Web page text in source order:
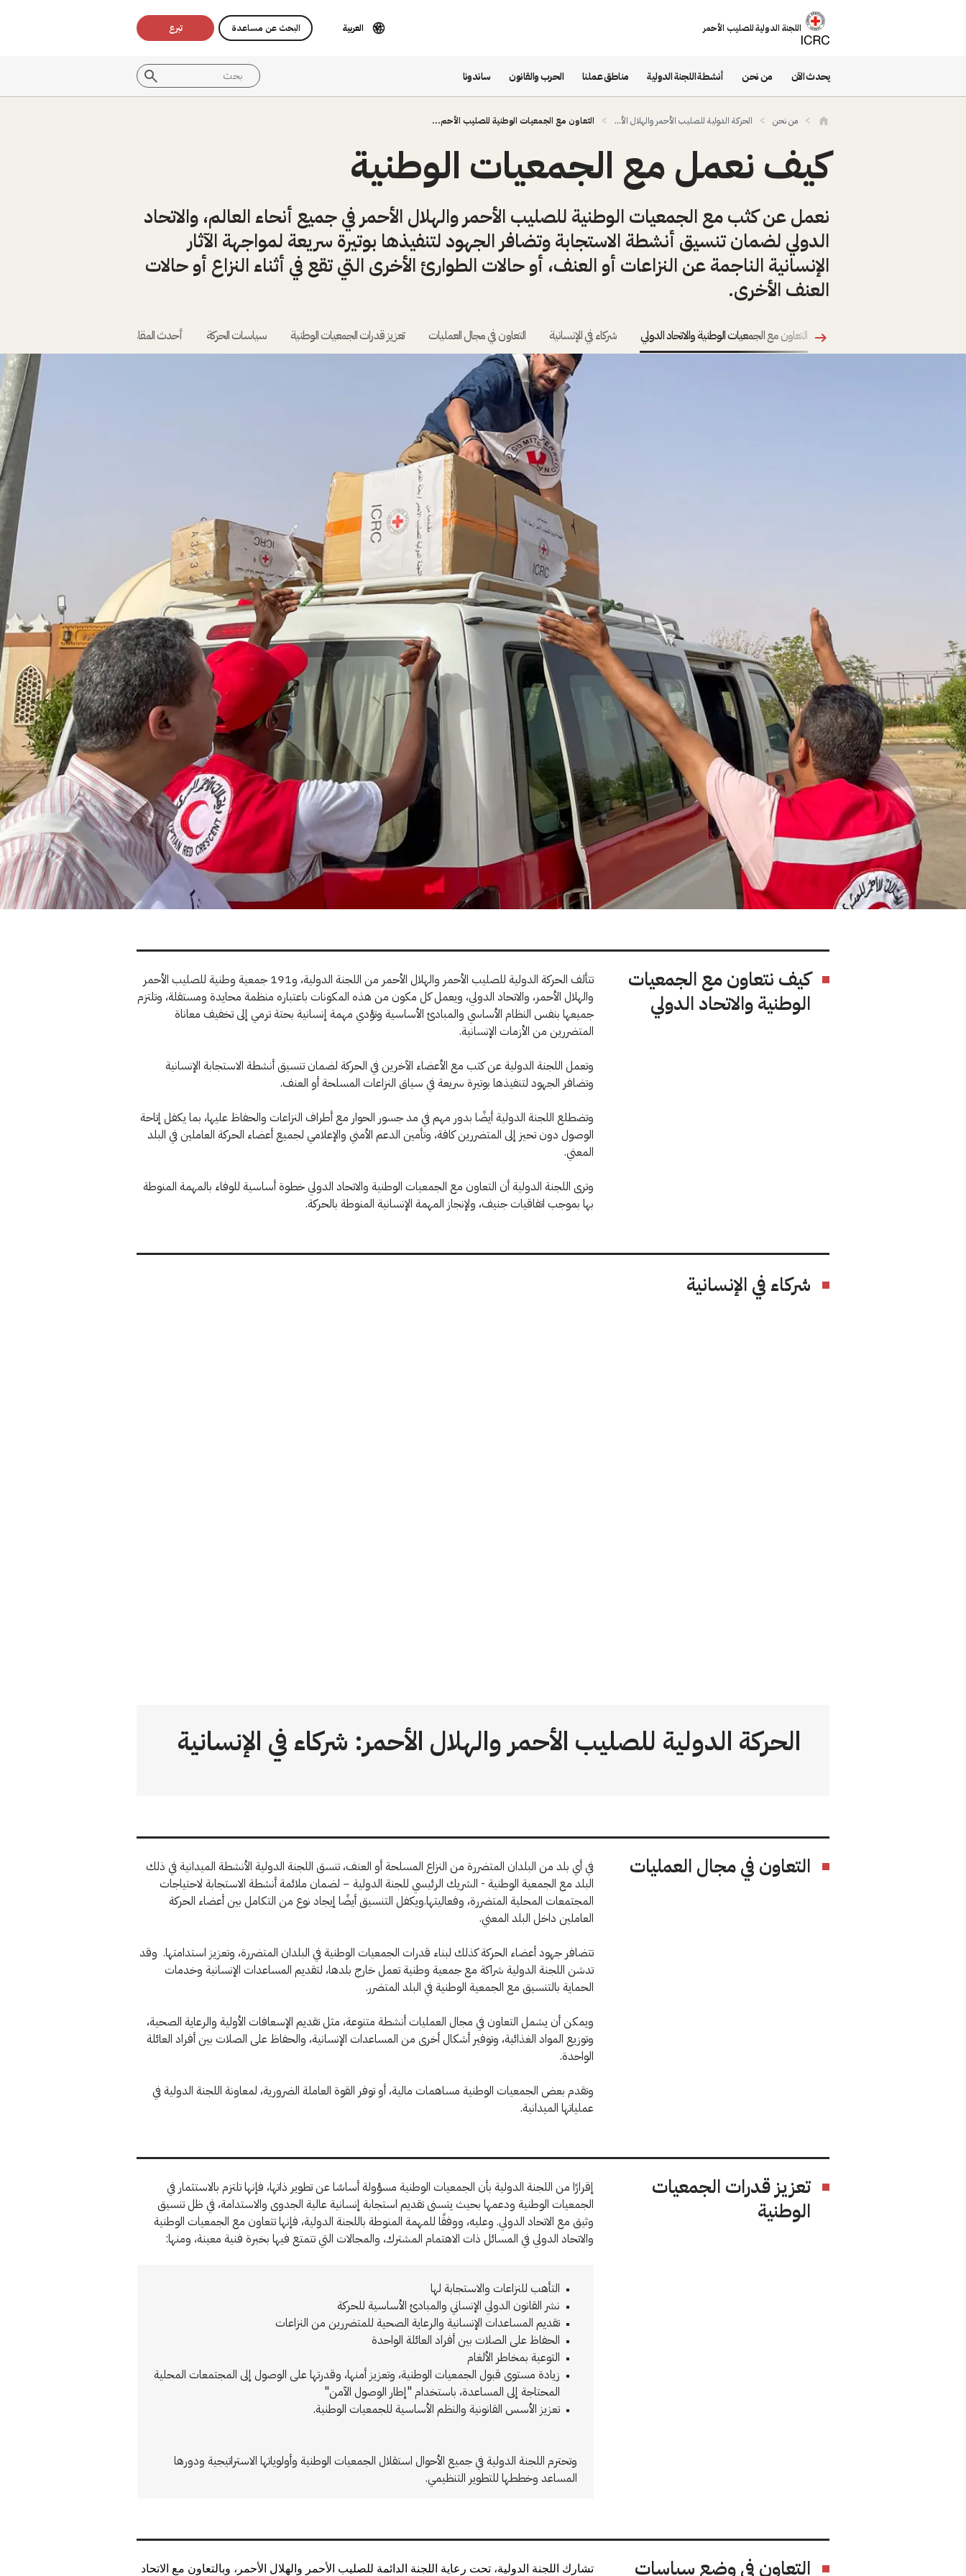
اللجنة الدولية للصليب الأحمر العربية البحث عن مساعدة تبرع
يحدث الآن من نحن أنشطة اللجنة الدولية مناطق عملنا الحرب والقانون ساندونا
من نحن الحركة الدولية للصليب الأحمر والهلال الأ... التعاون مع الجمعيات الوطنية للصليب الأحم...
كيف نعمل مع الجمعيات الوطنية
نعمل عن كثب مع الجمعيات الوطنية للصليب الأحمر والهلال الأحمر في جميع أنحاء العالم، والاتحاد
الدولي لضمان تنسيق أنشطة الاستجابة وتضافر الجهود لتنفيذها بوتيرة سريعة لمواجهة الآثار
الإنسانية الناجمة عن النزاعات أو العنف، أو حالات الطوارئ الأخرى التي تقع في أثناء النزاع أو حالات
العنف الأخرى.
التعاون مع الجمعيات الوطنية والاتحاد الدولي شركاء في الإنسانية التعاون في مجال العمليات تعزيز قدرات الجمعيات الوطنية سياسات الحركة أحدث المقالات
كيف نتعاون مع الجمعيات
الوطنية والاتحاد الدولي
تتألف الحركة الدولية للصليب الأحمر والهلال الأحمر من اللجنة الدولية، و191 جمعية وطنية للصليب الأحمر
والهلال الأحمر، والاتحاد الدولي، ويعمل كل مكون من هذه المكونات باعتباره منظمة محايدة ومستقلة، وتلتزم
جميعها بنفس النظام الأساسي والمبادئ الأساسية وتؤدي مهمة إنسانية بحتة ترمي إلى تخفيف معاناة
المتضررين من الأزمات الإنسانية.
وتعمل اللجنة الدولية عن كثب مع الأعضاء الآخرين في الحركة لضمان تنسيق أنشطة الاستجابة الإنسانية
وتضافر الجهود لتنفيذها بوتيرة سريعة في سياق النزاعات المسلحة أو العنف.
وتضطلع اللجنة الدولية أيضًا بدور مهم في مد جسور الحوار مع أطراف النزاعات والحفاظ عليها، بما يكفل إتاحة
الوصول دون تحيز إلى المتضررين كافة، وتأمين الدعم الأمني والإعلامي لجميع أعضاء الحركة العاملين في البلد
المعني.
وترى اللجنة الدولية أن التعاون مع الجمعيات الوطنية والاتحاد الدولي خطوة أساسية للوفاء بالمهمة المنوطة
بها بموجب اتفاقيات جنيف، ولإنجاز المهمة الإنسانية المنوطة بالحركة.
شركاء في الإنسانية
الحركة الدولية للصليب الأحمر والهلال الأحمر: شركاء في الإنسانية
التعاون في مجال العمليات
في أي بلد من البلدان المتضررة من النزاع المسلحة أو العنف، تنسق اللجنة الدولية الأنشطة الميدانية في ذلك
البلد مع الجمعية الوطنية - الشريك الرئيسي للجنة الدولية − لضمان ملائمة أنشطة الاستجابة لاحتياجات
المجتمعات المحلية المتضررة، وفعاليتها.ويكفل التنسيق أيضًا إيجاد نوع من التكامل بين أعضاء الحركة
العاملين داخل البلد المعني.
تتضافر جهود أعضاء الحركة كذلك لبناء قدرات الجمعيات الوطنية في البلدان المتضررة، وتعزيز استدامتها. وقد
تدشن اللجنة الدولية شراكة مع جمعية وطنية تعمل خارج بلدها، لتقديم المساعدات الإنسانية وخدمات
الحماية بالتنسيق مع الجمعية الوطنية في البلد المتضرر.
ويمكن أن يشمل التعاون في مجال العمليات أنشطة متنوعة، مثل تقديم الإسعافات الأولية والرعاية الصحية،
وتوزيع المواد الغذائية، وتوفير أشكال أخرى من المساعدات الإنسانية، والحفاظ على الصلات بين أفراد العائلة
الواحدة.
وتقدم بعض الجمعيات الوطنية مساهمات مالية، أو توفر القوة العاملة الضرورية، لمعاونة اللجنة الدولية في
عملياتها الميدانية.
تعزيز قدرات الجمعيات
الوطنية
إقرارًا من اللجنة الدولية بأن الجمعيات الوطنية مسؤولة أساسًا عن تطوير ذاتها، فإنها تلتزم بالاستثمار في
الجمعيات الوطنية ودعمها بحيث يتسنى تقديم استجابة إنسانية عالية الجدوى والاستدامة، في ظل تنسيق
وثيق مع الاتحاد الدولي. وعليه، ووفقًا للمهمة المنوطة باللجنة الدولية، فإنها تتعاون مع الجمعيات الوطنية
والاتحاد الدولي في المسائل ذات الاهتمام المشترك، والمجالات التي تتمتع فيها بخبرة فنية معينة، ومنها:
التأهب للنزاعات والاستجابة لها
نشر القانون الدولي الإنساني والمبادئ الأساسية للحركة
تقديم المساعدات الإنسانية والرعاية الصحية للمتضررين من النزاعات
الحفاظ على الصلات بين أفراد العائلة الواحدة
التوعية بمخاطر الألغام
زيادة مستوى قبول الجمعيات الوطنية، وتعزيز أمنها، وقدرتها على الوصول إلى المجتمعات المحلية
المحتاجة إلى المساعدة، باستخدام "إطار الوصول الآمن"
تعزيز الأسس القانونية والنظم الأساسية للجمعيات الوطنية.
وتحترم اللجنة الدولية في جميع الأحوال استقلال الجمعيات الوطنية وأولوياتها الاستراتيجية ودورها
المساعد وخططها للتطوير التنظيمي.
التعاون في وضع سياسات تشارك اللجنة الدولية، تحت رعاية اللجنة الدائمة للصليب الأحمر والهلال الأحمر، وبالتعاون مع الاتحاد